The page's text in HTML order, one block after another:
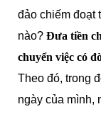
đảo chiếm đoạt
nào? Đưa tiền
chuyển việc có
Theo đó, trong
ngày của mình,